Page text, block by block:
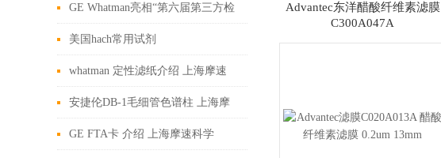
GE Whatman亮相“第六届第三方检
测发展论坛”
美国hach常用试剂
whatman 定性滤纸介绍 上海摩速
安捷伦DB-1毛细管色谱柱 上海摩
速科学器材有限公司销售
GE FTA卡 介绍 上海摩速科学
Advantec东洋醋酸纤维素滤膜
C300A047A